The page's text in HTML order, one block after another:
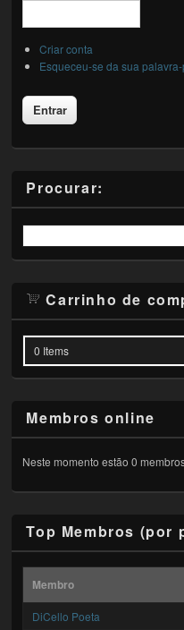
Criar conta
Esqueceu-se da sua
Procurar:
Carrinho de
0 Items
Membros online
Neste momento estão 0
Top Membros (por
Membro
DiCello Poeta